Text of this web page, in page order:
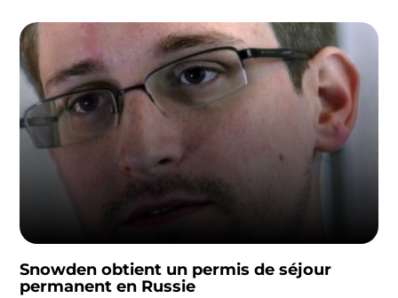
Snowden obtient un permis de séjour
permanent en Russie